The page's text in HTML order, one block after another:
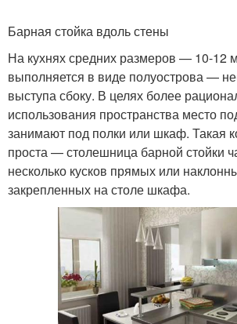
Барная стойка вдоль стены
На кухнях средних размеров — 10-12
выполняется в виде полуострова —
выступа сбоку. В целях более
использования пространства место
занимают под полки или шкаф. Такая
проста — столешница барной стойки
несколько кусков прямых или
закрепленных на столе шкафа.